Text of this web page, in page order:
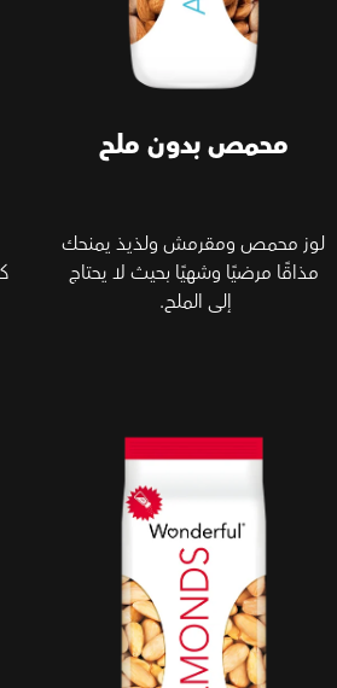
محمص بدون ملح
لوز محمص ومقرمش ولذيذ يمنحك
مذاقًا مرضيًا وشهيًا بحيث لا يحتاج
إلى الملح.